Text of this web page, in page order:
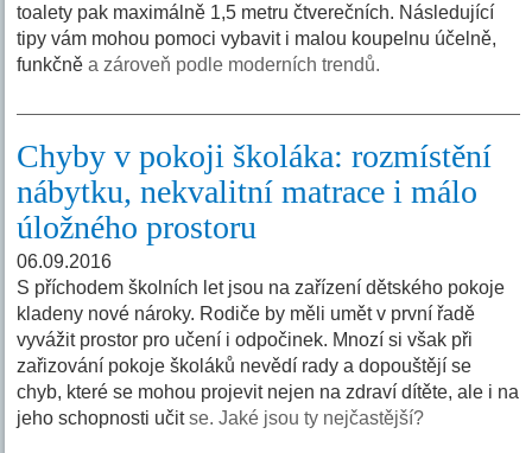
toalety pak maximálně 1,5 metru čtverečních. Následující
tipy vám mohou pomoci vybavit i malou koupelnu účelně,
funkčněa zároveň podle moderních trendů.
Chyby v pokoji školáka: rozmístění
nábytku, nekvalitní matrace i málo
úložného prostoru
06.09.2016
S příchodem školních let jsou na zařízení dětského pokoje
kladeny nové nároky. Rodiče by měli umět v první řadě
vyvážit prostor pro učení i odpočinek. Mnozí si však při
zařizování pokoje školáků nevědí rady a dopouštějí se
chyb, které se mohou projevit nejen na zdraví dítěte, ale i na
jeho schopnosti učitse. Jaké jsou ty nejčastější?